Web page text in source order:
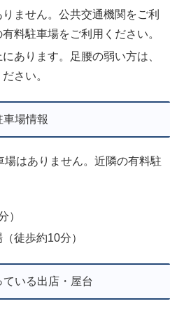
ません。公共交通機関をご利
料駐車場をご利用ください。
あります。足腰の弱い方は、
さい。
車場情報
はありません。近隣の有料駐
）
徒歩約10分）
いる出店・屋台